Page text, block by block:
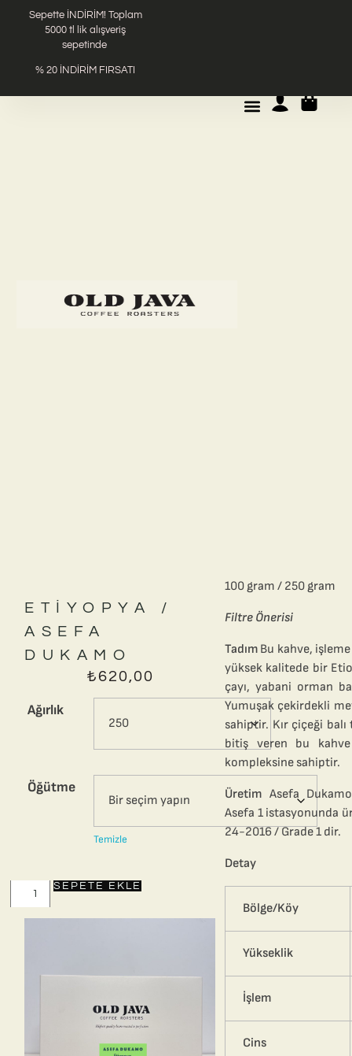
Sepette İNDİRİM! Toplam
5000 tl lik alışveriş
sepetinde
% 20 İNDİRİM FIRSATI
ETIYOPYA /
ASEFA
DUKAMO
₺620,00
Ağırlık
Öğütme
Temizle
SEPETE EKLE
100 gram / 250 gram
Filtre Önerisi
Tadım Bu kahve,
yüksek kalitede bir
çayı, yabani orman
Yumuşak çekirdekli
sahiptir. Kır çiçeği
bitiş veren bu
kompleksine sahiptir.
Üretim Asefa
Asefa 1 istasyonunda
24-2016 / Grade 1 dir.
Detay
Bölge/Köy
Yükseklik
İşlem
Cins